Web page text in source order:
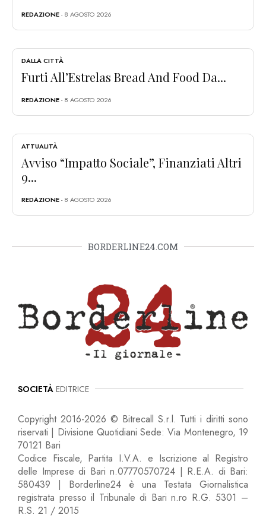
REDAZIONE- 8 AGOSTO 2026
DALLA CITTÀ
Furti All’Estrelas Bread And Food Da...
REDAZIONE- 8 AGOSTO 2026
ATTUALITÀ
Avviso “Impatto Sociale”, Finanziati Altri
9...
REDAZIONE- 8 AGOSTO 2026
BORDERLINE24.COM
SOCIETÀ EDITRICE
Copyright 2016-2026 © Bitrecall S.r.l. Tutti i diritti sono
riservati | Divisione Quotidiani Sede: Via Montenegro, 19
70121 Bari
Codice Fiscale, Partita I.V.A. e Iscrizione al Registro
delle Imprese di Bari n.07770570724 | R.E.A. di Bari:
580439 | Borderline24 è una Testata Giornalistica
registrata presso il Tribunale di Bari n.ro R.G. 5301 –
R.S. 21 / 2015